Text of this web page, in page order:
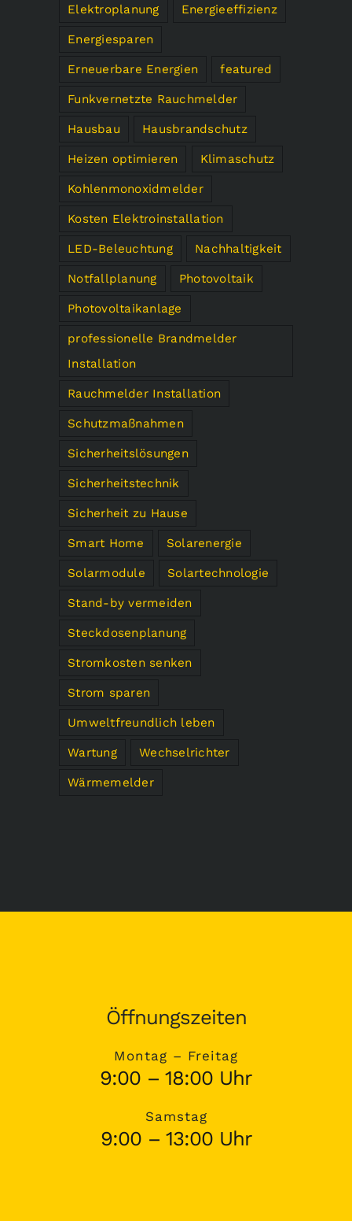
Elektroplanung Energieeffizienz
Energiesparen
Erneuerbare Energien featured
Funkvernetzte Rauchmelder
Hausbau Hausbrandschutz
Heizen optimieren Klimaschutz
Kohlenmonoxidmelder
Kosten Elektroinstallation
LED-Beleuchtung Nachhaltigkeit
Notfallplanung Photovoltaik
Photovoltaikanlage
professionelle Brandmelder
Installation
Rauchmelder Installation
Schutzmaßnahmen
Sicherheitslösungen
Sicherheitstechnik
Sicherheit zu Hause
Smart Home Solarenergie
Solarmodule Solartechnologie
Stand-by vermeiden
Steckdosenplanung
Stromkosten senken
Strom sparen
Umweltfreundlich leben
Wartung Wechselrichter
Wärmemelder
Öffnungszeiten
Montag – Freitag
9:00 – 18:00 Uhr
Samstag
9:00 – 13:00 Uhr